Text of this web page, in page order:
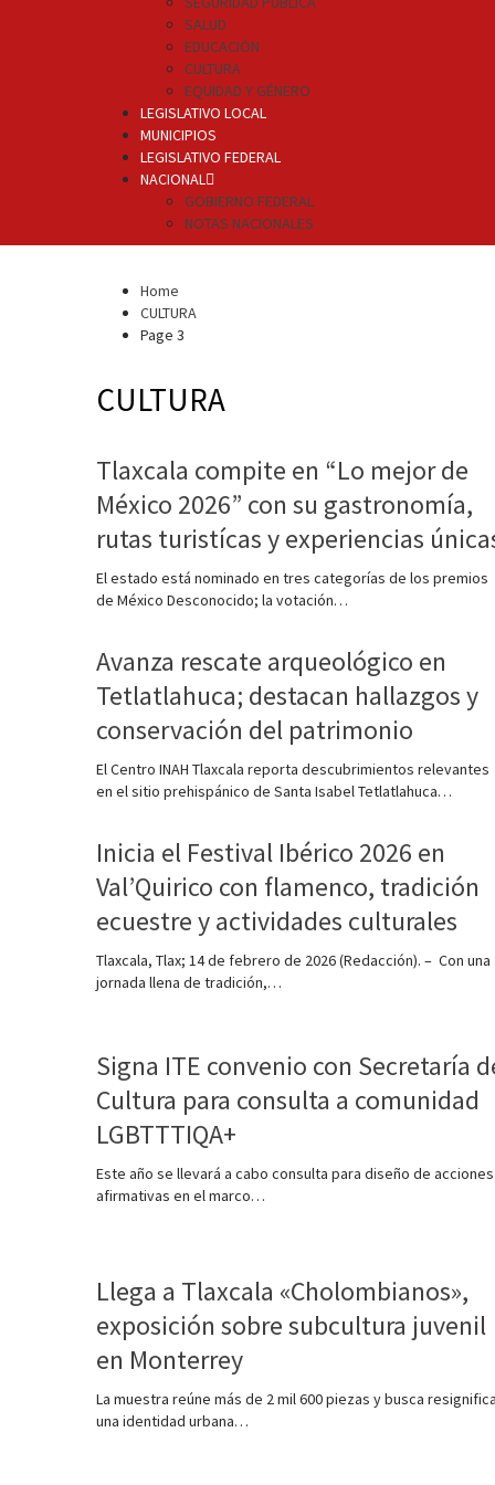
SALUD
EDUCACIÓN
CULTURA
EQUIDAD Y GÉNERO
LEGISLATIVO LOCAL
MUNICIPIOS
LEGISLATIVO FEDERAL
NACIONAL
GOBIERNO FEDERAL
NOTAS NACIONALES
Home
CULTURA
Page 3
CULTURA
Tlaxcala compite en “Lo mejor de
México 2026” con su gastronomía,
rutas turistícas y experiencias
El estado está nominado en tres categorías de los premios
de México Desconocido; la votación…
Avanza rescate arqueológico en
Tetlatlahuca; destacan hallazgos y
conservación del patrimonio
El Centro INAH Tlaxcala reporta descubrimientos relevantes
en el sitio prehispánico de Santa Isabel Tetlatlahuca…
Inicia el Festival Ibérico 2026 en
Val’Quirico con flamenco, tradición
ecuestre y actividades culturales
Tlaxcala, Tlax; 14 de febrero de 2026 (Redacción). – Con una
jornada llena de tradición,…
Signa ITE convenio con Secretaría
Cultura para consulta a comunidad
LGBTTTIQA+
Este año se llevará a cabo consulta para diseño de acciones
afirmativas en el marco…
Llega a Tlaxcala «Cholombianos»,
exposición sobre subcultura juvenil
en Monterrey
La muestra reúne más de 2 mil 600 piezas y busca
una identidad urbana…